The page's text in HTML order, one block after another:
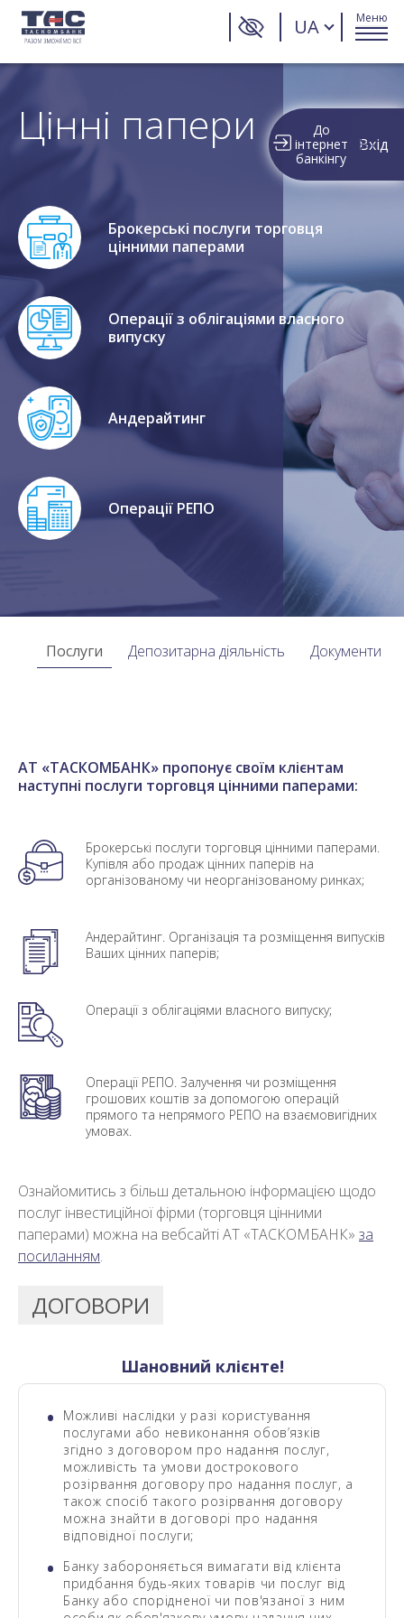
UA Меню
До
інтернет
банкінгу
Вхід
Цінні папери
Брокерські послуги торговця
цінними паперами
Операції з облігаціями власного
випуску
Андерайтинг
Операції РЕПО
Послуги Депозитарна діяльність Документи
АТ «ТАСКОМБАНК» пропонує своїм клієнтам
наступні послуги торговця цінними паперами:
Брокерські послуги торговця цінними паперами.
Купівля або продаж цінних паперів на
організованому чи неорганізованому ринках;
Андерайтинг. Організація та розміщення випусків
Ваших цінних паперів;
Операції з облігаціями власного випуску;
Операції РЕПО. Залучення чи розміщення
грошових коштів за допомогою операцій
прямого та непрямого РЕПО на взаємовигідних
умовах.
Ознайомитись з більш детальною інформацією щодо
послуг інвестиційної фірми (торговця цінними
паперами) можна на вебсайті АТ «ТАСКОМБАНК» за
посиланням.
ДОГОВОРИ
Шановний клієнте!
Можливі наслідки у разі користування
послугами або невиконання обов’язків
згідно з договором про надання послуг,
можливість та умови дострокового
розірвання договору про надання послуг, а
також спосіб такого розірвання договору
можна знайти в договорі про надання
відповідної послуги;
Банку забороняється вимагати від клієнта
придбання будь-яких товарів чи послуг від
Банку або спорідненої чи пов'язаної з ним